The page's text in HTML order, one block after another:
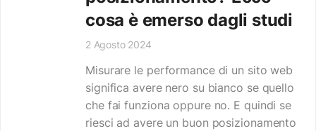
cosa è emerso dagli studi
2 Agosto 2024
Misurare le performance di un sito web
significa avere nero su bianco se quello
che fai funziona oppure no. E quindi se
riesci ad avere un buon posizionamento